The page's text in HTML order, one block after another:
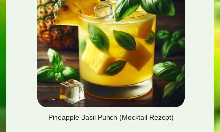
Pineapple Basil Punch (Mocktail Rezept)